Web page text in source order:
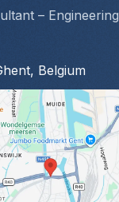
– Engineering
Belgium